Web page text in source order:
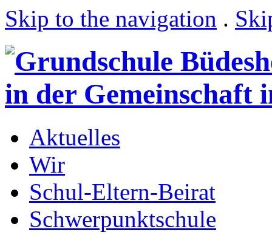
Skip to the navigation .
Aktuelles
Wir
Schul-Eltern-Beirat
Schwerpunktschule